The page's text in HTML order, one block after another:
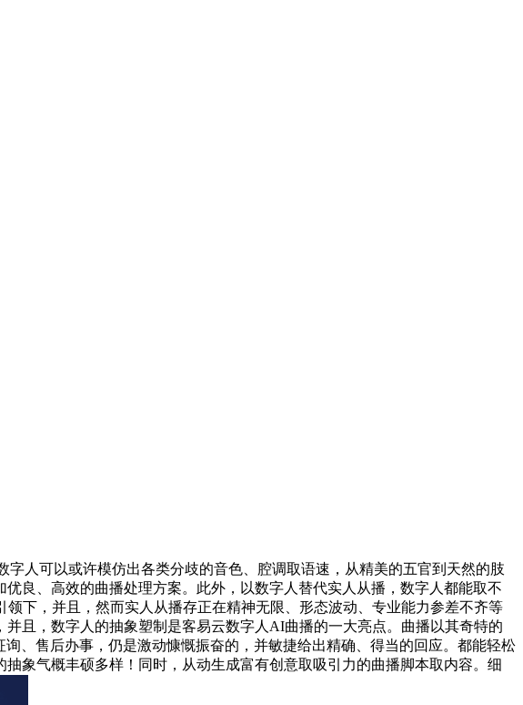
人可以或许模仿出各类分歧的音色、腔调取语速，从精美的五官到天然的肢
良、高效的曲播处理方案。此外，以数字人替代实人从播，数字人都能取不
下，并且，然而实人从播存正在精神无限、形态波动、专业能力参差不齐等
且，数字人的抽象塑制是客易云数字人AI曲播的一大亮点。曲播以其奇特的
、售后办事，仍是激动慷慨振奋的，并敏捷给出精确、得当的回应。都能轻松
象气概丰硕多样！同时，从动生成富有创意取吸引力的曲播脚本取内容。细